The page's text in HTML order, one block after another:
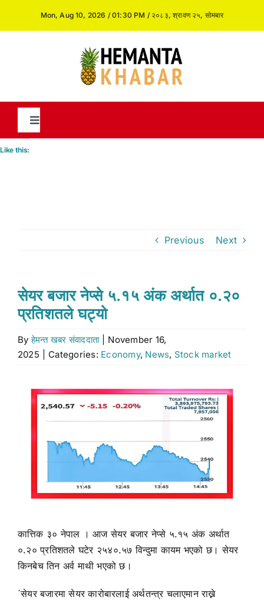
Mon, Aug 10, 2026 / 01:30 PM / २०८३, श्रावण २५, सोमबार
Toggle
Navigation
Stock market
Search
Like this:
Previous Next
सेयर बजार नेप्से ५.१५ अंक अर्थात ०.२०
प्रतिशतले घट्यो
Byहेमन्त खबर संवाददाता
November 16,
2025
Categories: Economy, News, Stock market
View
Larger
कात्तिक ३० नेपाल । आज सेयर बजार नेप्से ५.१५ अंक अर्थात
०.२० प्रतिशतले घटेर २५४०.५७ विन्दुमा कायम भएको छ। सेयर
किनबेच तिन अर्व माथी भएको छ।
´सेयर बजारमा सेयर कारोबारलाई अर्थतन्त्र चलाएमान राख्ने